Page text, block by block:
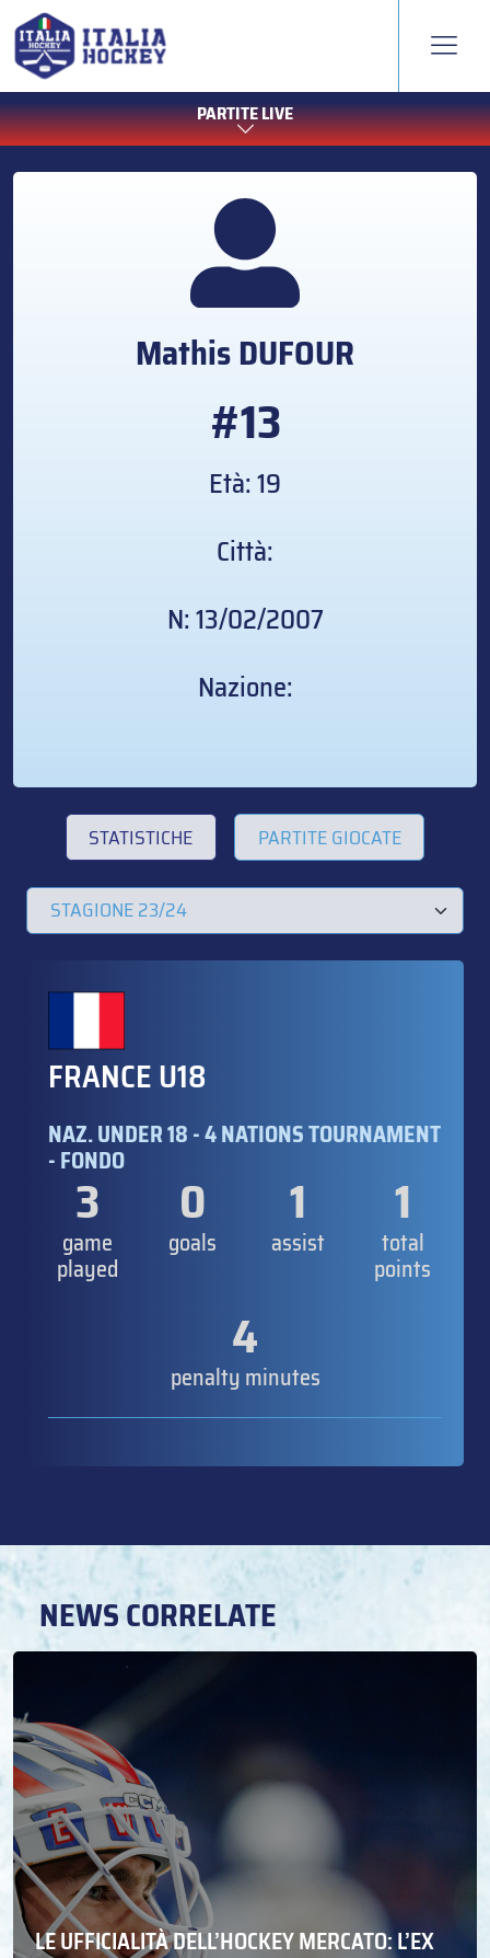
PARTITE LIVE
MathisDUFOUR
#13
Età: 19
Città:
N: 13/02/2007
Nazione:
STATISTICHE PARTITE GIOCATE
FRANCE U18
NAZ. UNDER 18 - 4 NATIONS TOURNAMENT
- FONDO
3
game
played
0
goals
1
assist
1
total
points
4
penalty minutes
NEWS CORRELATE
LE UFFICIALITÀ DELL’HOCKEY MERCATO: L’EX